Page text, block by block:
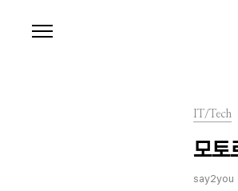
IT/Tech
모토
say2you